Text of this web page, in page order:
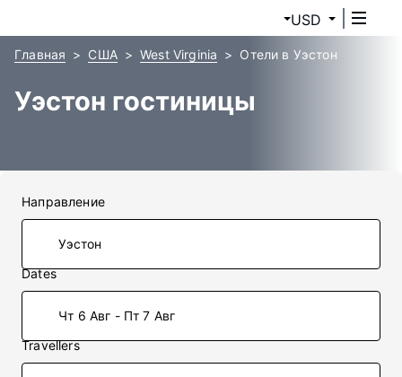
USD
Главная США West Virginia Отели в Уэстон
Уэстон гостиницы
Направление
Dates
Чт 6 Авг - Пт 7 Авг
Travellers